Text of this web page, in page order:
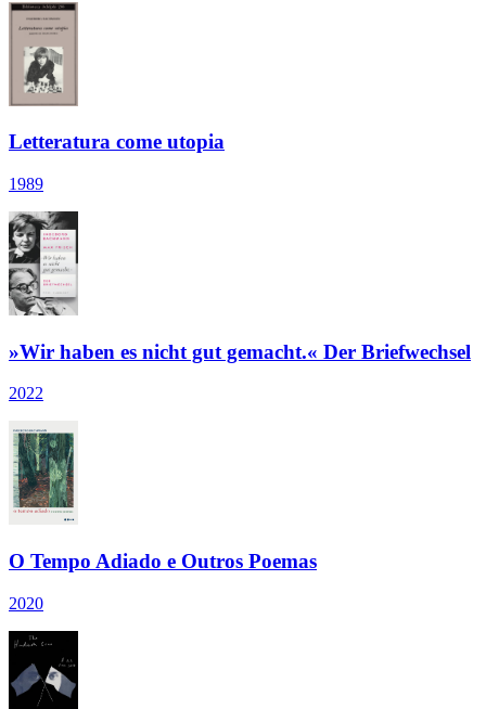
Letteratura come utopia
1989
»Wir haben es nicht gut gemacht.« Der Briefwechsel
2022
O Tempo Adiado e Outros Poemas
2020